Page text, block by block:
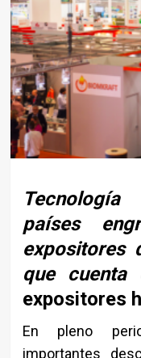
países
expositores
que cuenta
expositores
En pleno
importantes